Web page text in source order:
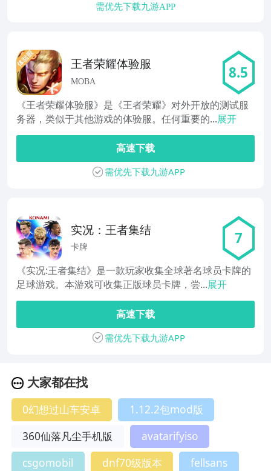
需优先下载九游APP
王者荣耀体验服
MOBA 8.5
《王者荣耀体验服》是《王者荣耀》对外开放的测试服
务器，类似于其他游戏的体验服。任何重要的...展开
高速下载
需优先下载九游APP
实况：王者集结
卡牌 7
《实况:王者集结》是一款玩家收集全球著名球员卡牌的
足球游戏。本游戏可收集正版球员卡牌，尝...展开
高速下载
需优先下载九游APP
大家都在找
0幻想过山车安卓
1.12.2包mod版
360仙落凡尘手机版
avatarifyiso
csgomobil
dnf70级版本
fellsans